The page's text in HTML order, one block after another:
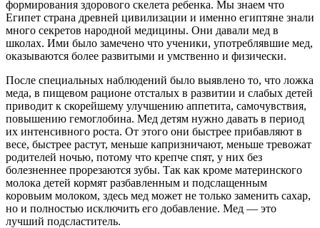
формирования здорового скелета ребенка. Мы знаем что
Египет страна древней цивилизации и именно египтяне знали
много секретов народной медицины. Они давали мед в
школах. Ими было замечено что ученики, употреблявшие мед,
оказываются более развитыми и умственно и физически.
После специальных наблюдений было выявлено то, что ложка
меда, в пищевом рационе отсталых в развитии и слабых детей
приводит к скорейшему улучшению аппетита, самочувствия,
повышению гемоглобина. Мед детям нужно давать в период
их интенсивного роста. От этого они быстрее прибавляют в
весе, быстрее растут, меньше капризничают, меньше тревожат
родителей ночью, потому что крепче спят, у них без
болезненнее прорезаются зубы. Так как кроме материнского
молока детей кормят разбавленным и подслащенным
коровьим молоком, здесь мед может не только заменить сахар,
но и полностью исключить его добавление. Мед — это
лучший подсластитель.